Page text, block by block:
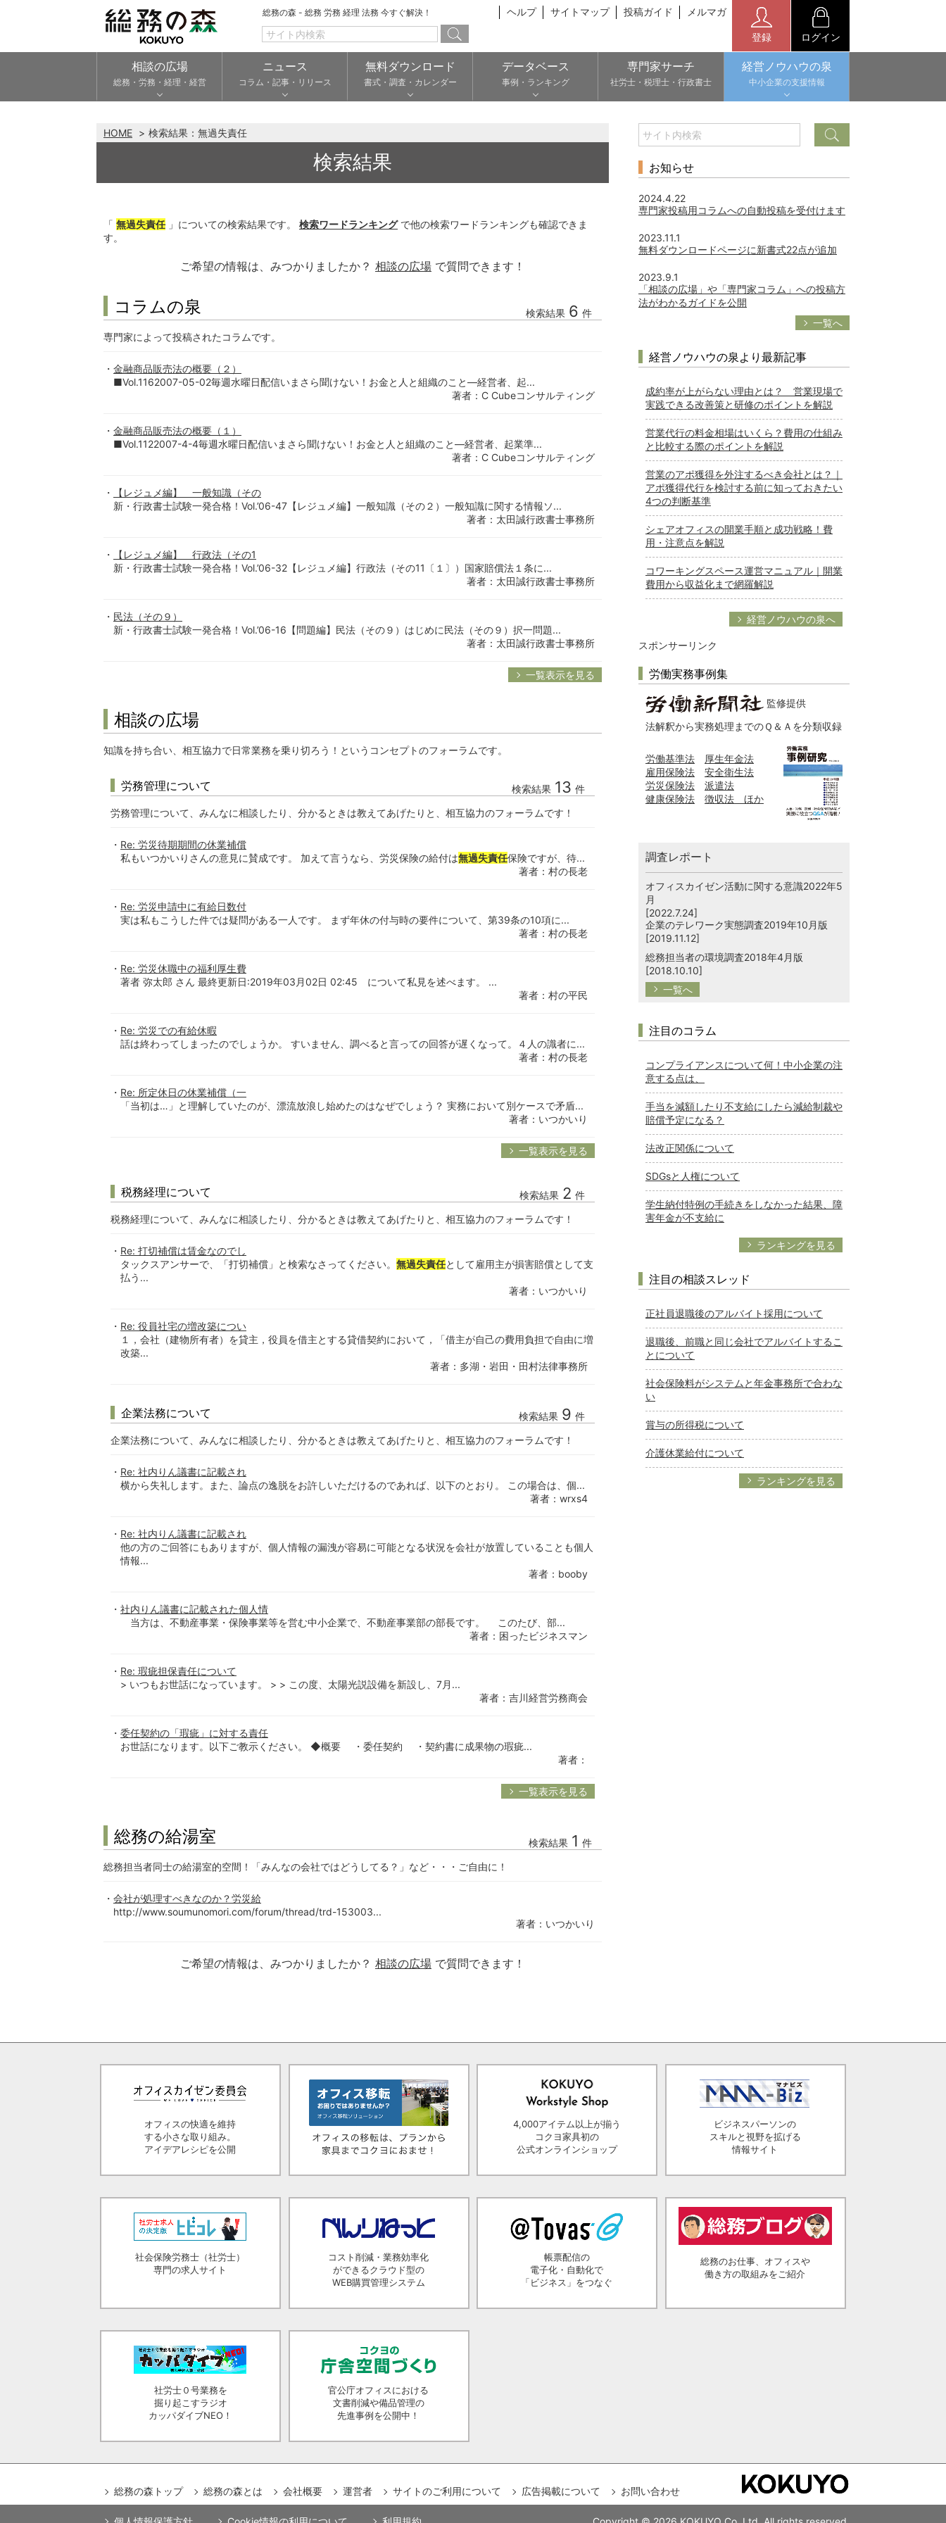
総務の森 - 総務 労務 経理 法務 今すぐ解決！ ヘルプ サイトマップ 投稿ガイド メルマガ
登録 ログイン
相談の広場
総務・労務・経理・経営
ニュース
コラム・記事・リリース
無料ダウンロード
書式・調査・カレンダー
データベース
事例・ランキング
専門家サーチ
社労士・税理士・行政書士
経営ノウハウの泉
中小企業の支援情報
HOME 検索結果： 無過失責任
検索結果
「 無過失責任 」についての検索結果です。 検索ワードランキングで他の検索ワードランキングも確認できま
す。
ご希望の情報は、みつかりましたか？ 相談の広場 で質問できます！
コラムの泉 検索結果 6 件
専門家によって投稿されたコラムです。
金融商品販売法の概要（２）
■Vol.1162007-05-02毎週水曜日配信いまさら聞けない！お金と人と組織のこと―経営者、起...
著者：C Cubeコンサルティング
金融商品販売法の概要（１）
■Vol.1122007-4-4毎週水曜日配信いまさら聞けない！お金と人と組織のこと―経営者、起業準...
著者：C Cubeコンサルティング
【レジュメ編】 一般知識（その
新・行政書士試験一発合格！Vol.’06-47【レジュメ編】一般知識（その２）一般知識に関する情報ソ...
著者：太田誠行政書士事務所
【レジュメ編】 行政法（その1
新・行政書士試験一発合格！Vol.’06-32【レジュメ編】行政法（その11〔１〕）国家賠償法１条に...
著者：太田誠行政書士事務所
民法（その９）
新・行政書士試験一発合格！Vol.’06-16【問題編】民法（その９）はじめに民法（その９）択一問題...
著者：太田誠行政書士事務所
一覧表示を見る
相談の広場
知識を持ち合い、相互協力で日常業務を乗り切ろう！というコンセプトのフォーラムです。
労務管理について 検索結果 13 件
労務管理について、みんなに相談したり、分かるときは教えてあげたりと、相互協力のフォーラムです！
Re: 労災待期期間の休業補償
私もいつかいりさんの意見に賛成です。 加えて言うなら、労災保険の給付は無過失責任保険ですが、待...
著者：村の長老
Re: 労災申請中に有給日数付
実は私もこうした件では疑問がある一人です。 まず年休の付与時の要件について、第39条の10項に...
著者：村の長老
Re: 労災休職中の福利厚生費
著者 弥太郎 さん 最終更新日:2019年03月02日 02:45 について私見を述べます。 ...
著者：村の平民
Re: 労災での有給休暇
話は終わってしまったのでしょうか。 すいません、調べると言っての回答が遅くなって。４人の識者に...
著者：村の長老
Re: 所定休日の休業補償（一
「当初は…」と理解していたのが、漂流放浪し始めたのはなぜでしょう？ 実務において別ケースで矛盾...
著者：いつかいり
一覧表示を見る
税務経理について 検索結果 2 件
税務経理について、みんなに相談したり、分かるときは教えてあげたりと、相互協力のフォーラムです！
Re: 打切補償は賃金なのでし
タックスアンサーで、「打切補償」と検索なさってください。 無過失責任として雇用主が損害賠償として支
払う...
著者：いつかいり
Re: 役員社宅の増改築につい
１，会社（建物所有者）を貸主，役員を借主とする貸借契約において，「借主が自己の費用負担で自由に増
改築...
著者：多湖・岩田・田村法律事務所
企業法務について 検索結果 9 件
企業法務について、みんなに相談したり、分かるときは教えてあげたりと、相互協力のフォーラムです！
Re: 社内りん議書に記載され
横から失礼します。また、論点の逸脱をお許しいただけるのであれば、以下のとおり。 この場合は、個...
著者：wrxs4
Re: 社内りん議書に記載され
他の方のご回答にもありますが、個人情報の漏洩が容易に可能となる状況を会社が放置していることも個人
情報...
著者：booby
社内りん議書に記載された個人情
当方は、不動産事業・保険事業等を営む中小企業で、不動産事業部の部長です。 このたび、部...
著者：困ったビジネスマン
Re: 瑕疵担保責任について
> いつもお世話になっています。 > > この度、太陽光説設備を新設し、7月...
著者：吉川経営労務商会
委任契約の「瑕疵」に対する責任
お世話になります。以下ご教示ください。 ◆概要 ・委任契約 ・契約書に成果物の瑕疵...
著者：
一覧表示を見る
総務の給湯室 検索結果 1 件
総務担当者同士の給湯室的空間！「みんなの会社ではどうしてる？」など・・・ご自由に！
会社が処理すべきなのか？労災給
http://www.soumunomori.com/forum/thread/trd-153003...
著者：いつかいり
ご希望の情報は、みつかりましたか？ 相談の広場 で質問できます！
お知らせ
2024.4.22
専門家投稿用コラムへの自動投稿を受付けます
2023.11.1
無料ダウンロードページに新書式22点が追加
2023.9.1
「相談の広場」や「専門家コラム」への投稿方
法がわかるガイドを公開
一覧へ
経営ノウハウの泉より最新記事
成約率が上がらない理由とは？ 営業現場で
実践できる改善策と研修のポイントを解説
営業代行の料金相場はいくら？費用の仕組み
と比較する際のポイントを解説
営業のアポ獲得を外注するべき会社とは？｜
アポ獲得代行を検討する前に知っておきたい
4つの判断基準
シェアオフィスの開業手順と成功戦略！費
用・注意点を解説
コワーキングスペース運営マニュアル｜開業
費用から収益化まで網羅解説
経営ノウハウの泉へ
スポンサーリンク
労働実務事例集
監修提供
法解釈から実務処理までのＱ＆Ａを分類収録
労働基準法
厚生年金法
雇用保険法
安全衛生法
労災保険法
派遣法
健康保険法
徴収法 ほか
調査レポート
オフィスカイゼン活動に関する意識2022年5
月
[2022.7.24]
企業のテレワーク実態調査2019年10月版
[2019.11.12]
総務担当者の環境調査2018年4月版
[2018.10.10]
一覧へ
注目のコラム
コンプライアンスについて何！中小企業の注
意する点は、
手当を減額したり不支給にしたら減給制裁や
賠償予定になる？
法改正関係について
SDGsと人権について
学生納付特例の手続きをしなかった結果、障
害年金が不支給に
ランキングを見る
注目の相談スレッド
正社員退職後のアルバイト採用について
退職後、前職と同じ会社でアルバイトするこ
とについて
社会保険料がシステムと年金事務所で合わな
い
賞与の所得税について
介護休業給付について
ランキングを見る
オフィスの快適を維持
する小さな取り組み。
アイデアレシピを公開
4,000アイテム以上が揃う
コクヨ家具初の
公式オンラインショップ
ビジネスパーソンの
スキルと視野を拡げる
情報サイト
社会保険労務士（社労士）
専門の求人サイト
コスト削減・業務効率化
ができるクラウド型の
WEB購買管理システム
帳票配信の
電子化・自動化で
「ビジネス」をつなぐ
総務のお仕事、オフィスや
働き方の取組みをご紹介
社労士０号業務を
掘り起こすラジオ
カッパダイブNEO！
官公庁オフィスにおける
文書削減や備品管理の
先進事例を公開中！
総務の森トップ 総務の森とは 会社概要 運営者 サイトのご利用について 広告掲載について お問い合わせ